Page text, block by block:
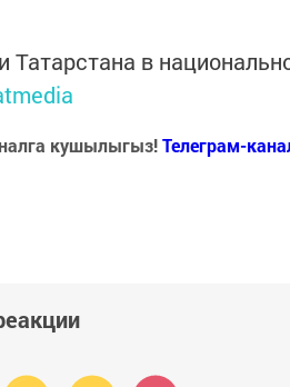
Татарстана в
кушылыгыз!Телеграм-